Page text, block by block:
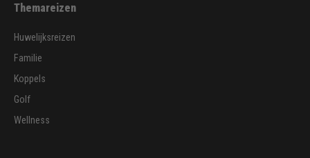
Themareizen
Huwelijksreizen
Familie
Koppels
Golf
Wellness